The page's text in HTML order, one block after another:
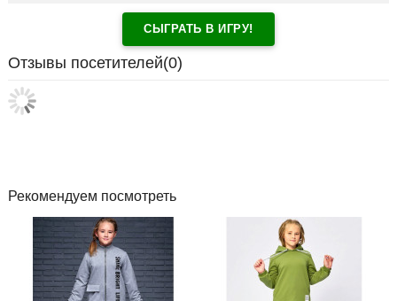
СЫГРАТЬ В ИГРУ!
Отзывы посетителей(0)
Рекомендуем посмотреть